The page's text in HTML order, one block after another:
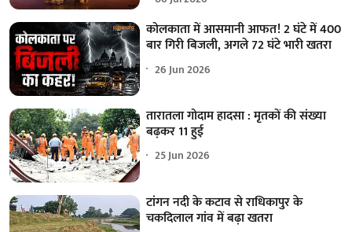
कोलकाता में आसमानी आफत! 2 घंटे में 400
बार गिरी बिजली, अगले 72 घंटे भारी खतरा
26 Jun 2026
तारातला गोदाम हादसा : मृतकों की संख्या
बढ़कर 11 हुई
25 Jun 2026
टांगन नदी के कटाव से राधिकापुर के
चकदिलाल गांव में बढ़ा खतरा